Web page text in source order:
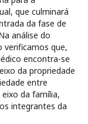
que culminará
da fase de
análise do
verificamos que,
encontra-se
da propriedade
entre
da família,
integrantes da